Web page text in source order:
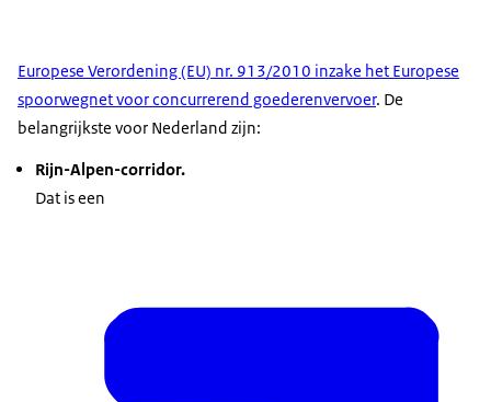
Europese Verordening (EU) nr. 913/2010 inzake het Europese
spoorwegnet voor concurrerend goederenvervoer. De
belangrijkste voor Nederland zijn:
Rijn-Alpen-corridor.
Dat is een